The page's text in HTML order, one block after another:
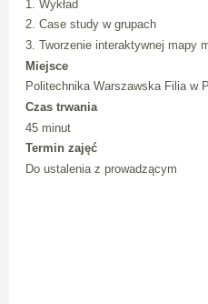
1. Wykład
2. Case study w grupach
3. Tworzenie interaktywnej mapy
Miejsce
Politechnika Warszawska Filia w
Czas trwania
45 minut
Termin zajęć
Do ustalenia z prowadzącym